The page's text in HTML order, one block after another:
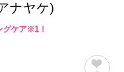
ナヤケ)
グケア※1！